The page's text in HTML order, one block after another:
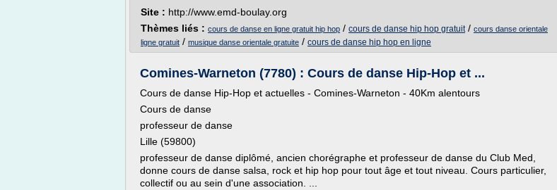
Site : http://www.emd-boulay.org
Thèmes liés : cours de danse en ligne gratuit hip hop / cours de danse hip hop gratuit/ cours danse orientale
ligne gratuit / musique danse orientale gratuite / cours de danse hip hop en ligne
Comines-Warneton (7780) : Cours de danse Hip-Hop et ...
Cours de danse Hip-Hop et actuelles - Comines-Warneton - 40Km alentours
Cours de danse
professeur de danse
Lille (59800)
professeur de danse diplômé, ancien chorégraphe et professeur de danse du Club Med,
donne cours de danse salsa, rock et hip hop pour tout âge et tout niveau. Cours particulier,
collectif ou au sein d'une association. ...